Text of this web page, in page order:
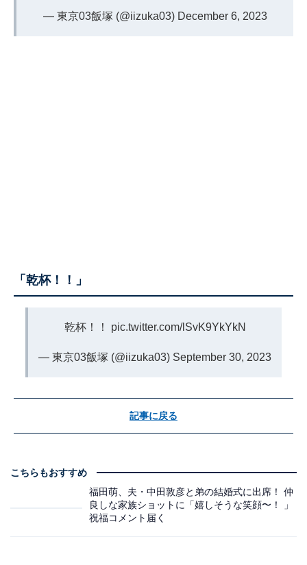
— 東京03飯塚 (@iizuka03) December 6, 2023
「乾杯！！」
乾杯！！ pic.twitter.com/lSvK9YkYkN
— 東京03飯塚 (@iizuka03) September 30, 2023
記事に戻る
こちらもおすすめ
福田萌、夫・中田敦彦と弟の結婚式に出席！ 仲
良しな家族ショットに「嬉しそうな笑顔〜！ 」
祝福コメント届く